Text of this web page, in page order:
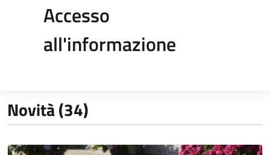
Accesso
all'informazione
Novità (34)